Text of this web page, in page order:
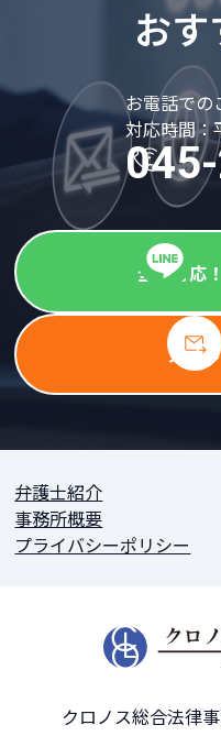
お
お電話での
対応時間：
全国対応！
メー
弁護士紹介
事務所概要
プライバシーポリシー
クロノス総合法律